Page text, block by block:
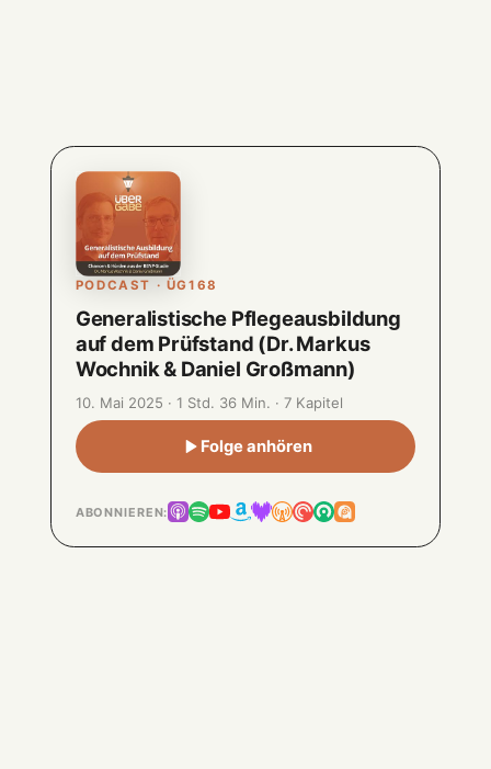
PODCAST · ÜG168
Generalistische Pflegeausbildung
auf dem Prüfstand (Dr. Markus
Wochnik & Daniel Großmann)
10. Mai 2025 · 1 Std. 36 Min. · 7 Kapitel
Folge anhören
ABONNIEREN: